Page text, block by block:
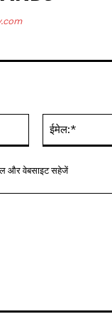
और वेबसाइट सहेजें